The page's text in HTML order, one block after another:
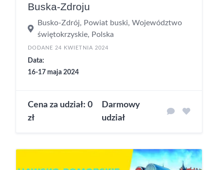
Buska-Zdroju
Busko-Zdrój, Powiat buski, Województwo
świętokrzyskie, Polska
DODANE 24 KWIETNIA 2024
Data:
16-17 maja 2024
Cena za udział: 0
zł
Darmowy
udział